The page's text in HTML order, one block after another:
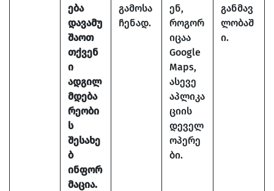
ება
დავამუ
შაოთ
თქვენ
ი
ადგილ
მდება
რეობი
ს
შესახე
ბ
ინფორ
მაცია.
გამოსა
ჩენად.
ენ,
როგორ
იცაა
Google
Maps,
ასევე
აპლიკა
ციის
დეველ
ოპერე
ბი.
განმავ
ლობაშ
ი.